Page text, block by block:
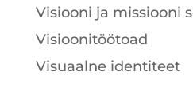
Visiooni ja missiooni
Visioonitöötoad
Visuaalne identiteet